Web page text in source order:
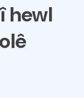
hewl